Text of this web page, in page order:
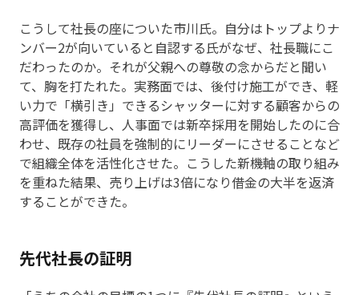
こうして社長の座についた市川氏。自分はトップよりナ
ンバー2が向いていると自認する氏がなぜ、社長職にこ
だわったのか。それが父親への尊敬の念からだと聞い
て、胸を打たれた。実務面では、後付け施工ができ、軽
い力で「横引き」できるシャッターに対する顧客からの
高評価を獲得し、人事面では新卒採用を開始したのに合
わせ、既存の社員を強制的にリーダーにさせることなど
で組織全体を活性化させた。こうした新機軸の取り組み
を重ねた結果、売り上げは3倍になり借金の大半を返済
することができた。
先代社長の証明